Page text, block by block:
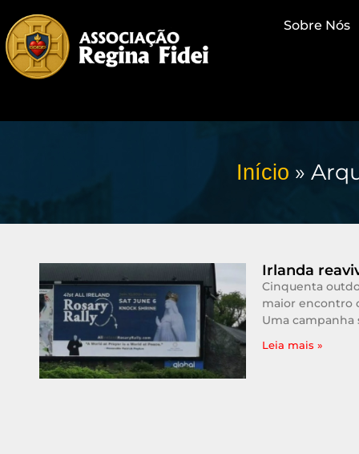
Sobre Nós
Início »
Irlanda
Cinquenta
maior encontro
Uma campanha
Leia mais »